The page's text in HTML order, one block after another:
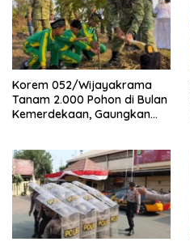
Korem 052/Wijayakrama
Tanam 2.000 Pohon di Bulan
Kemerdekaan, Gaungkan